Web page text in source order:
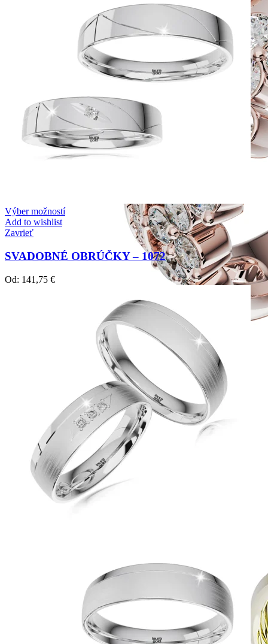
Twin Rings
Zásnubné prstne z kolekcie Twin Rings.
Výber možností
Add to wishlist
Zavrieť
SVADOBNÉ OBRÚČKY – 1072
Od: 141,75 €